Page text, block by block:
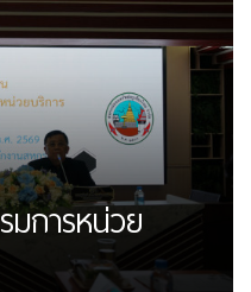
มการหน่วย